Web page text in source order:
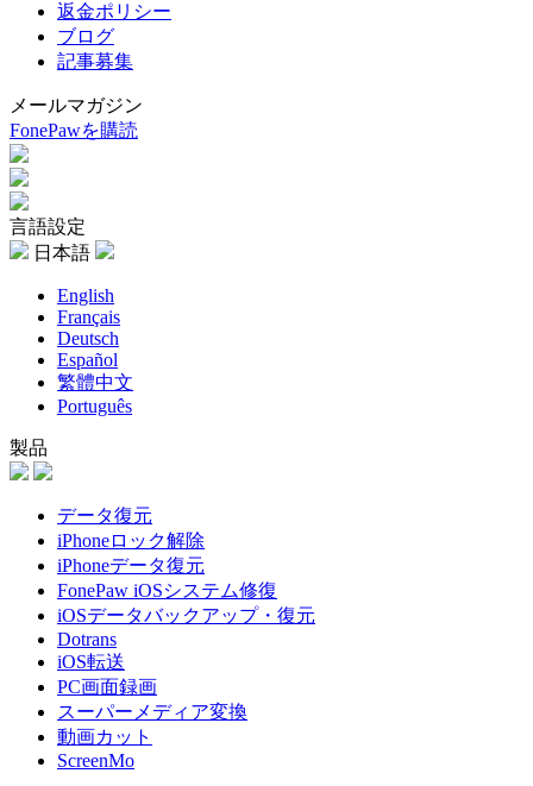
返金ポリシー
ブログ
記事募集
メールマガジン
FonePawを購読
言語設定
日本語
English
Français
Deutsch
Español
繁體中文
Português
製品
データ復元
iPhoneロック解除
iPhoneデータ復元
FonePaw iOSシステム修復
iOSデータバックアップ・復元
Dotrans
iOS転送
PC画面録画
スーパーメディア変換
動画カット
ScreenMo